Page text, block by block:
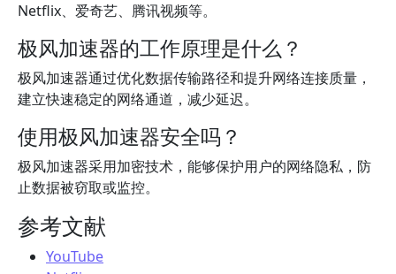
Netflix、爱奇艺、腾讯视频等。
极风加速器的工作原理是什么？
极风加速器通过优化数据传输路径和提升网络连接质量，
建立快速稳定的网络通道，减少延迟。
使用极风加速器安全吗？
极风加速器采用加密技术，能够保护用户的网络隐私，防
止数据被窃取或监控。
参考文献
YouTube